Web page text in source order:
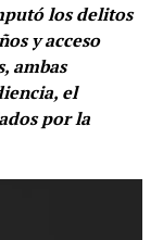
los delitos
y acceso
ambas
el
por la